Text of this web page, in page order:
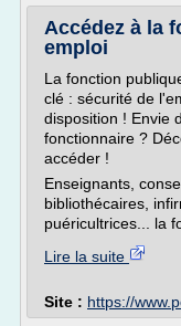
Accédez à la
emploi
La fonction
clé : sécurité de
disposition ! Envie
fonctionnaire ?
accéder !
Enseignants,
bibliothécaires,
puéricultrices... la
Lire la suite
Site : https://